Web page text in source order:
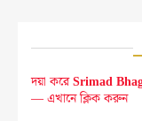
দয়া করেSrimad
— এখানে ক্লিক করুন